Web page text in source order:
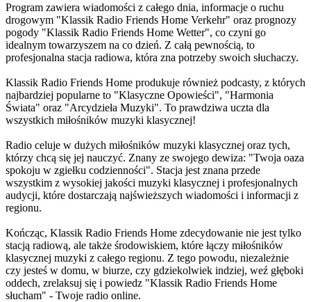
Program zawiera wiadomości z całego dnia, informacje o ruchu
drogowym "Klassik Radio Friends Home Verkehr" oraz prognozy
pogody "Klassik Radio Friends Home Wetter", co czyni go
idealnym towarzyszem na co dzień. Z całą pewnością, to
profesjonalna stacja radiowa, która zna potrzeby swoich słuchaczy.
Klassik Radio Friends Home produkuje również podcasty, z których
najbardziej popularne to "Klasyczne Opowieści", "Harmonia
Świata" oraz "Arcydzieła Muzyki". To prawdziwa uczta dla
wszystkich miłośników muzyki klasycznej!
Radio celuje w dużych miłośników muzyki klasycznej oraz tych,
którzy chcą się jej nauczyć. Znany ze swojego dewiza: "Twoja oaza
spokoju w zgiełku codzienności". Stacja jest znana przede
wszystkim z wysokiej jakości muzyki klasycznej i profesjonalnych
audycji, które dostarczają najświeższych wiadomości i informacji z
regionu.
Kończąc, Klassik Radio Friends Home zdecydowanie nie jest tylko
stacją radiową, ale także środowiskiem, które łączy miłośników
klasycznej muzyki z całego regionu. Z tego powodu, niezależnie
czy jesteś w domu, w biurze, czy gdziekolwiek indziej, weź głęboki
oddech, zrelaksuj się i powiedz "Klassik Radio Friends Home
słucham" - Twoje radio online.